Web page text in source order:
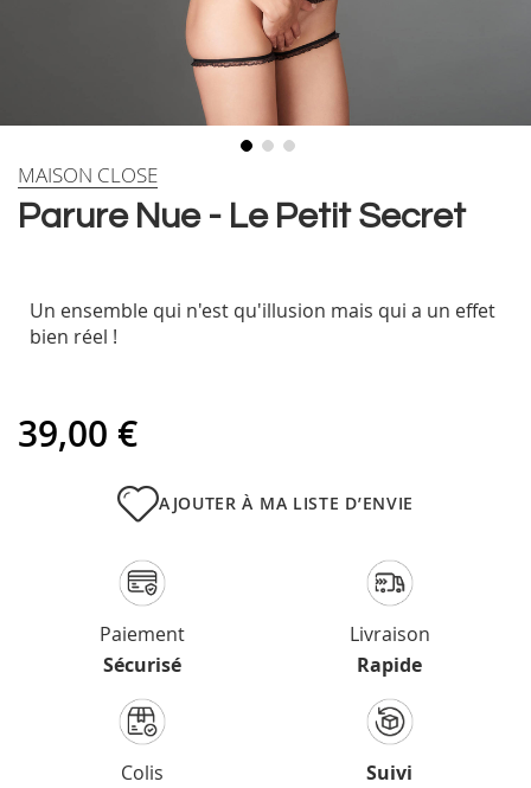
Skip
the
images
gallery
Parure Nue - Le Petit Secret
MAISON CLOSE
Un ensemble qui n'est qu'illusion mais qui a un effet
bien réel !
39,00 €
AJOUTER À MA LISTE D’ENVIE
Paiement
Sécurisé
Livraison
Rapide
Colis
Suivi